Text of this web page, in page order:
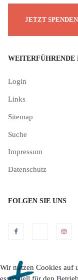
WEITERFÜHRENDE
Login
Links
Sitemap
Suche
Impressum
Datenschutz
FOLGEN SIE UNS
Wir nutzen Cookies auf